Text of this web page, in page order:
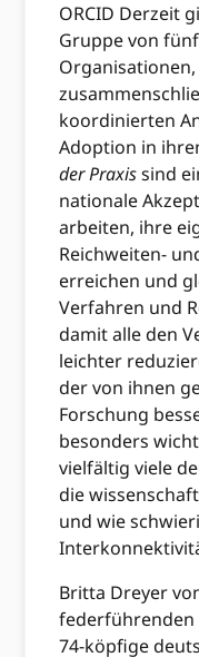
ORCID Derzeit
Gruppe von
Organisationen,
koordinierten
Adoption in
der Praxissind
nationale
arbeiten, ihre
Reichweiten-
erreichen und
Verfahren und
damit alle den
leichter
der von ihnen
Forschung
besonders
vielfältig viele
die
und wie
Britta Dreyer
federführenden
74-köpfige